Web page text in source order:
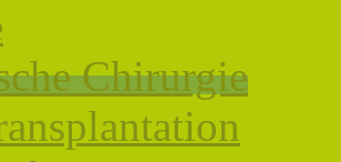
Chirurgie